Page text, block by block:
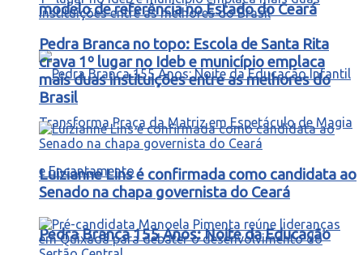
modelo de referência no Estado do Ceará
Pedra Branca 155 Anos: Noite da Educação
Pedra Branca no topo: Escola de Santa Rita
crava 1º lugar no Ideb e município emplaca
mais duas instituições entre as melhores do
Brasil
Luizianne Lins é confirmada como candidata ao
Senado na chapa governista do Ceará